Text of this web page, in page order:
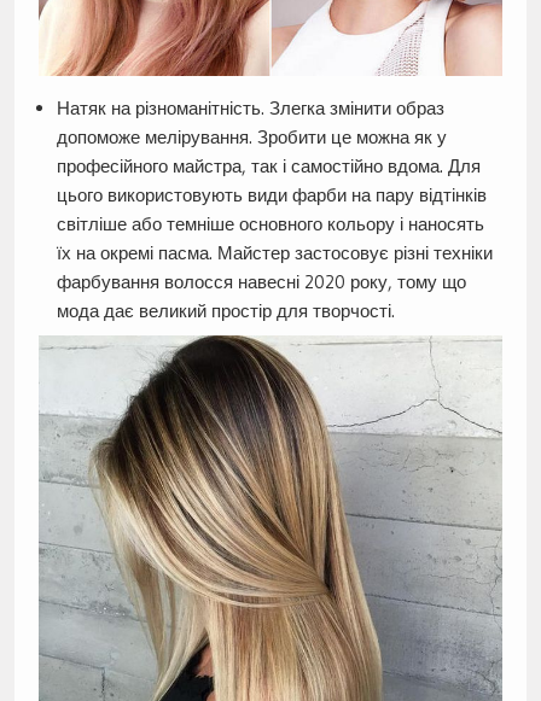
Натяк на різноманітність. Злегка змінити образ
допоможе мелірування. Зробити це можна як у
професійного майстра, так і самостійно вдома. Для
цього використовують види фарби на пару відтінків
світліше або темніше основного кольору і наносять
їх на окремі пасма. Майстер застосовує різні техніки
фарбування волосся навесні 2020 року, тому що
мода дає великий простір для творчості.